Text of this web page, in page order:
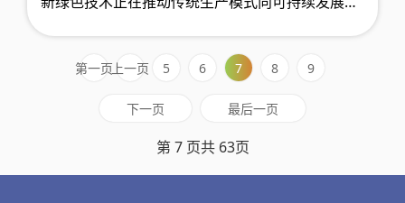
第一页上一页 5 6 7 8 9
下一页 最后一页
第 7 页共 63页